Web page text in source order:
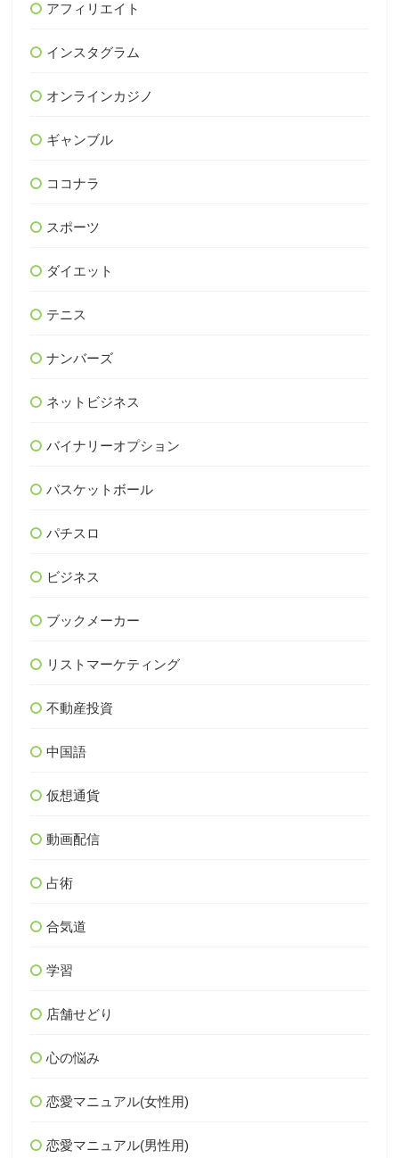
アフィリエイト
インスタグラム
オンラインカジノ
ギャンブル
ココナラ
スポーツ
ダイエット
テニス
ナンバーズ
ネットビジネス
バイナリーオプション
バスケットボール
パチスロ
ビジネス
ブックメーカー
リストマーケティング
不動産投資
中国語
仮想通貨
動画配信
占術
合気道
学習
店舗せどり
心の悩み
恋愛マニュアル(女性用)
恋愛マニュアル(男性用)